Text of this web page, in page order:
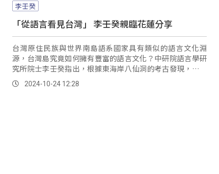
李壬癸
「從語言看見台灣」 李壬癸親臨花蓮分享
台灣原住民族與世界南島語系國家具有類似的語言文化淵
源，台灣島究竟如何擁有豐富的語言文化？中研院語言學研
究所院士李壬癸指出，根據東海岸八仙洞的考古發現，經由
碳14推測碳年代，約在三萬年前台灣這片土地上就有人類活
動；他將南島民族語言的研究成果化為寶貴的文化知識，帶
2024-10-24 12:28